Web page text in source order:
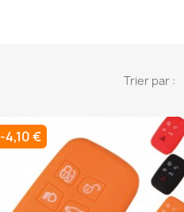
Trier par :
-4,10 €